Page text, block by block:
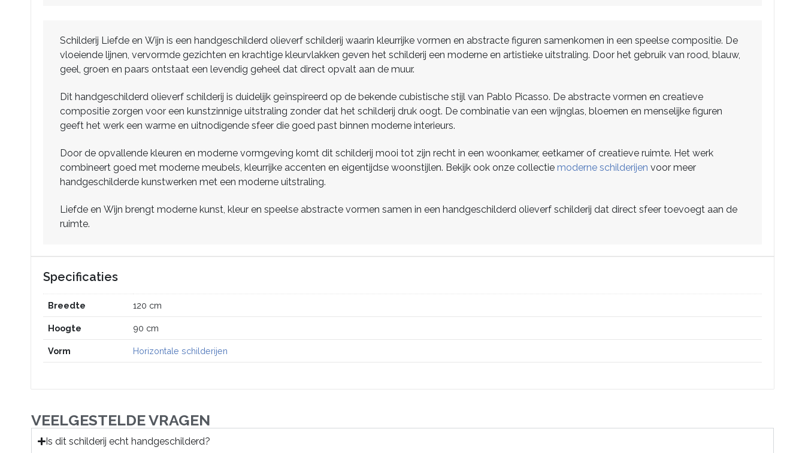
Schilderij Liefde en Wijn is een handgeschilderd olieverf schilderij waarin kleurrijke vormen en abstracte figuren samenkomen in een speelse compositie. De
vloeiende lijnen, vervormde gezichten en krachtige kleurvlakken geven het schilderij een moderne en artistieke uitstraling. Door het gebruik van rood, blauw,
geel, groen en paars ontstaat een levendig geheel dat direct opvalt aan de muur.
Dit handgeschilderd olieverf schilderij is duidelijk geïnspireerd op de bekende cubistische stijl van Pablo Picasso. De abstracte vormen en creatieve
compositie zorgen voor een kunstzinnige uitstraling zonder dat het schilderij druk oogt. De combinatie van een wijnglas, bloemen en menselijke figuren
geeft het werk een warme en uitnodigende sfeer die goed past binnen moderne interieurs.
Door de opvallende kleuren en moderne vormgeving komt dit schilderij mooi tot zijn recht in een woonkamer, eetkamer of creatieve ruimte. Het werk
combineert goed met moderne meubels, kleurrijke accenten en eigentijdse woonstijlen. Bekijk ook onze collectie moderne schilderijen voor meer
handgeschilderde kunstwerken met een moderne uitstraling.
Liefde en Wijn brengt moderne kunst, kleur en speelse abstracte vormen samen in een handgeschilderd olieverf schilderij dat direct sfeer toevoegt aan de
ruimte.
Specificaties
Breedte 120 cm
Hoogte 90 cm
Vorm Horizontale schilderijen
VEELGESTELDE VRAGEN
Is dit schilderij echt handgeschilderd?